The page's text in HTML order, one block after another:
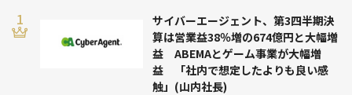
サイバーエージェント、第3四半期決
算は営業益38％増の674億円と大幅増
益 ABEMAとゲーム事業が大幅増
益 「社内で想定したよりも良い感
触」(山内社長)